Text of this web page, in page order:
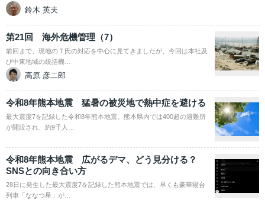
鈴木 英夫
第21回 海外危機管理（7）
前回まで、現地のＴ氏の対応を中心に見てきましたが、今回は本社及
び中東地域の統括機…
高原 彦二郎
令和8年熊本地震 猛暑の被災地で熱中症を避ける
最大震度7を記録した令和8年熊本地震。熊本県内では400超の避難所
が開設され、約9千人…
令和8年熊本地震 広がるデマ、どう見分ける？
SNSとの向き合い方
28日に発生した最大震度7を記録した熊本地震では、早くも豪華寝台
列車「ななつ星」が…